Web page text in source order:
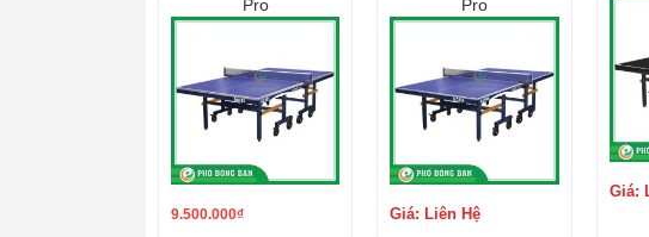
Pro
9.500.000₫
Pro
Giá: Liên Hệ
Giá: